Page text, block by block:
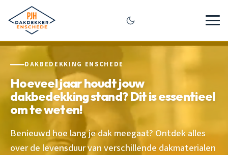
DAKBEDEKKING ENSCHEDE
Hoeveel jaar houdt jouw
dakbedekking stand? Dit is essentieel
om te weten!
Benieuwd hoe lang je dak meegaat? Ontdek alles
over de levensduur van verschillende dakmaterialen